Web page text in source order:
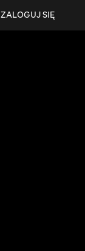
ZALOGUJ SIĘ